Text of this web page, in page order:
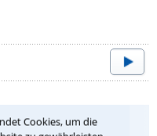
Cookies, um die
Anwalt für